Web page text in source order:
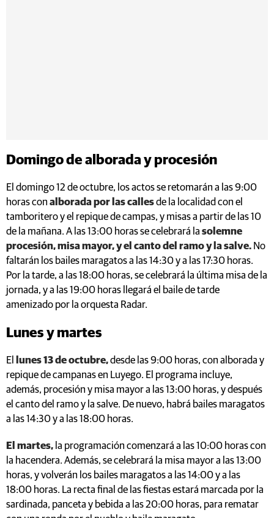
Domingo de alborada y procesión
El domingo 12 de octubre, los actos se retomarán a las 9:00
horas con alborada por las callesde la localidad con el
tamboritero y el repique de campas, y misas a partir de las 10
de la mañana. A las 13:00 horas se celebrará la solemne
procesión, misa mayor, y el canto del ramo y la salve. No
faltarán los bailes maragatos a las 14:30 y a las 17:30 horas.
Por la tarde, a las 18:00 horas, se celebrará la última misa de la
jornada, y a las 19:00 horas llegará el baile de tarde
amenizado por la orquesta Radar.
Lunes y martes
El lunes 13 de octubre,desde las 9:00 horas, con alborada y
repique de campanas en Luyego. El programa incluye,
además, procesión y misa mayor a las 13:00 horas, y después
el canto del ramo y la salve. De nuevo, habrá bailes maragatos
a las 14:30 y a las 18:00 horas.
El martes, la programación comenzará a las 10:00 horas con
la hacendera. Además, se celebrará la misa mayor a las 13:00
horas, y volverán los bailes maragatos a las 14:00 y a las
18:00 horas. La recta final de las fiestas estará marcada por la
sardinada, panceta y bebida a las 20:00 horas, para rematar